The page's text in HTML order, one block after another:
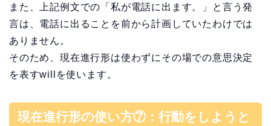
また、上記例文での「私が電話に出ます。」と言う発
言は、電話に出ることを前から計画していたわけでは
ありません。
そのため、現在進行形は使わずにその場での意思決定
を表すwillを使います。
現在進行形の使い方⑦：行動をしようと